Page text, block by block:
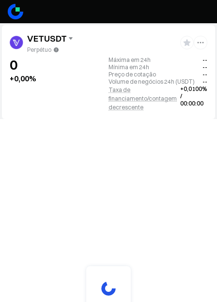
VETUSDT
Perpétuo
0
+0,00%
Máxima em 24h
--
Mínima em 24h
--
Preço de cotação
--
Volume de negócios 24h (USDT)
--
Taxa de
financiamento/contagem
decrescente
+0,0100%
/
00:00:00